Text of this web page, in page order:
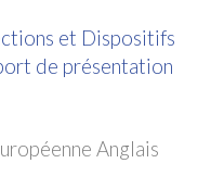
et Dispositifs
de présentation
Anglais